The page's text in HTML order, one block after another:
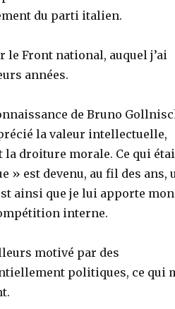
du parti italien.
le Front national, auquel j’ai
années.
de Bruno
la valeur intellectuelle,
la droiture morale. Ce qui
» est devenu, au fil des ans,
ainsi que je lui apporte mon
interne.
motivé par des
politiques, ce qui